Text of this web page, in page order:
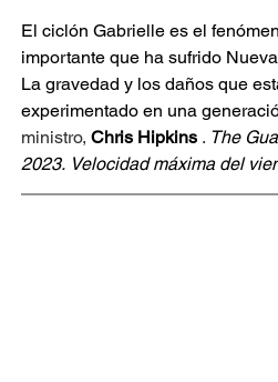
El ciclón Gabrielle es el
importante que ha sufrido
La gravedad y los daños que
experimentado en una
ministro, Chris Hipkins . The
2023. Velocidad máxima del